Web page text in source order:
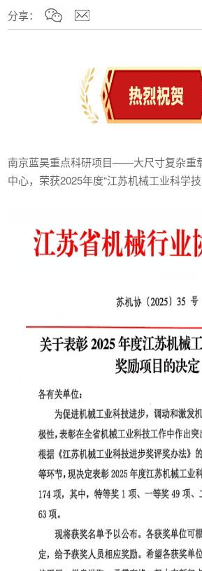
分享：
南京蓝昊重点科研项目——大尺寸复杂重
中心，荣获2025年度“江苏机械工业科学技